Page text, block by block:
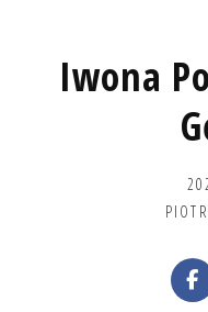
Iwona